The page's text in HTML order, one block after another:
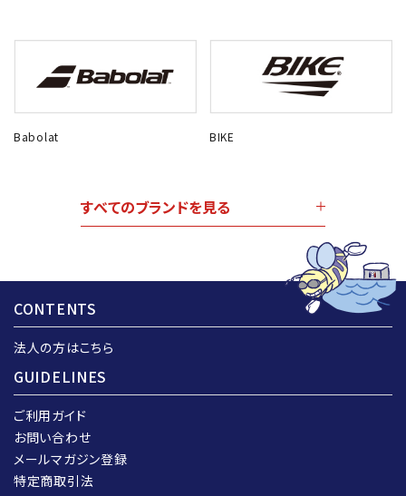
Babolat BIKE
すべてのブランドを見る
CONTENTS
法人の方はこちら
GUIDELINES
ご利用ガイド
お問い合わせ
メールマガジン登録
特定商取引法